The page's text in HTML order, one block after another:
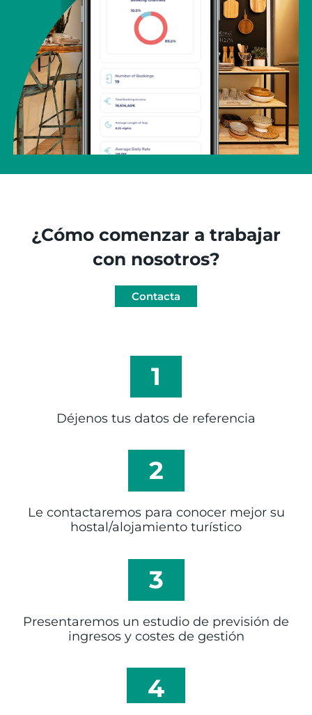
¿Cómo comenzar a trabajar
con nosotros?
Contacta
1
Déjenos tus datos de referencia
2
Le contactaremos para conocer mejor su
hostal/alojamiento turístico
3
Presentaremos un estudio de previsión de
ingresos y costes de gestión
4